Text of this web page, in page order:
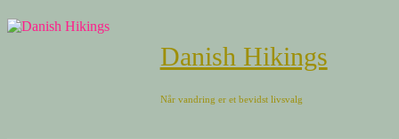
Danish Hikings
Når vandring er et bevidst livsvalg